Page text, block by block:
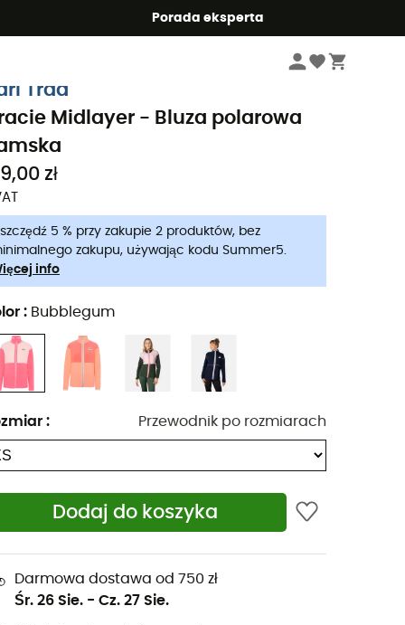
Porada eksperta
Traa
Midlayer - Bluza polarowa
zł
5 % przy zakupie 2 produktów, bez
zakupu, używając kodu Summer5.
info
: Bubblegum
: Przewodnik po rozmiarach
Dodaj do koszyka
Darmowa dostawa od 750 zł
Śr. 26 Sie. - Cz. 27 Sie.